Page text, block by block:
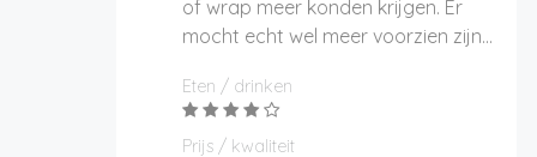
of wrap meer konden krijgen. Er
mocht echt wel meer voorzien zijn...
Eten / drinken
Prijs / kwaliteit